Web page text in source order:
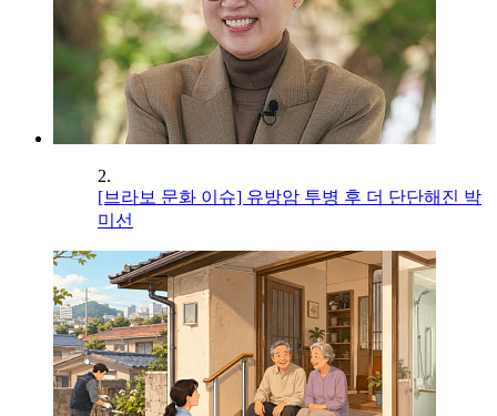
2.
[브라보 문화 이슈] 유방암 투병 후 더 단단해진 박
미선